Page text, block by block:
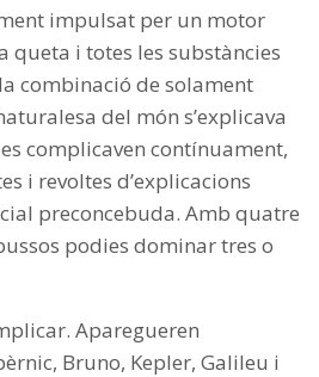
impulsat per un motor
queta i totes les substàncies
combinació de solament
del món s’explicava
complicaven contínuament,
i revoltes d’explicacions
preconcebuda. Amb quatre
podies dominar tres o
Aparegueren
Bruno, Kepler, Galileu i